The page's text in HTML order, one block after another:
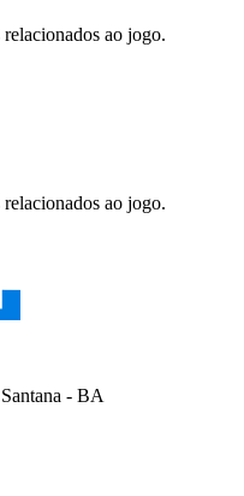
ao jogo.
ao jogo.
- BA